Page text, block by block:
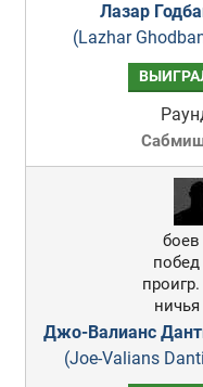
Лазар
(Lazhar
боев
побед
проигр.
ничья
Джо-Валианс
(Joe-Valians